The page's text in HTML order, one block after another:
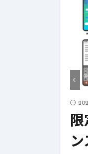
ラを活用！モ
略の最前線